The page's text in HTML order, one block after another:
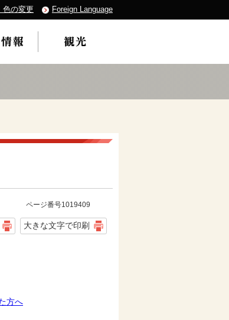
色の変更 Foreign Language
ページ番号1019409
大きな文字で印刷
方へ